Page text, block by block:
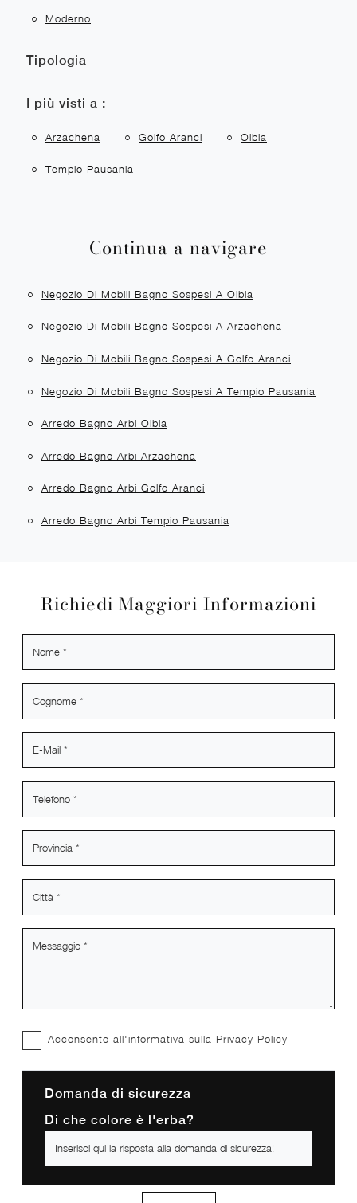
Moderno
Tipologia
I più visti a :
Arzachena Golfo Aranci Olbia
Tempio Pausania
Continua a navigare
Negozio Di Mobili Bagno Sospesi A Olbia
Negozio Di Mobili Bagno Sospesi A Arzachena
Negozio Di Mobili Bagno Sospesi A Golfo Aranci
Negozio Di Mobili Bagno Sospesi A Tempio Pausania
Arredo Bagno Arbi Olbia
Arredo Bagno Arbi Arzachena
Arredo Bagno Arbi Golfo Aranci
Arredo Bagno Arbi Tempio Pausania
Richiedi Maggiori Informazioni
Acconsento all'informativa sulla Privacy Policy
Domanda di sicurezza
Di che colore è l'erba?